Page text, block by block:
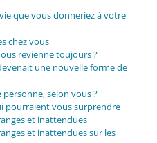
que vous donneriez à votre
chez vous
revienne toujours ?
une nouvelle forme de
personne, selon vous ?
pourraient vous surprendre
et inattendues
et inattendues sur les